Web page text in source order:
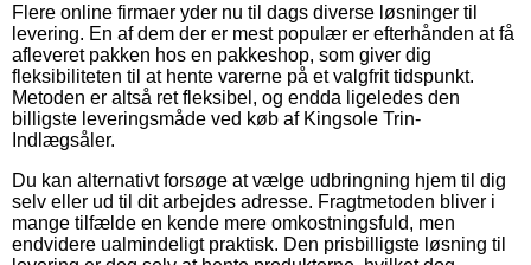
Flere online firmaer yder nu til dags diverse løsninger til
levering. En af dem der er mest populær er efterhånden at få
afleveret pakken hos en pakkeshop, som giver dig
fleksibiliteten til at hente varerne på et valgfrit tidspunkt.
Metoden er altså ret fleksibel, og endda ligeledes den
billigste leveringsmåde ved køb af Kingsole Trin-
Indlægsåler.
Du kan alternativt forsøge at vælge udbringning hjem til dig
selv eller ud til dit arbejdes adresse. Fragtmetoden bliver i
mange tilfælde en kende mere omkostningsfuld, men
endvidere ualmindeligt praktisk. Den prisbilligste løsning til